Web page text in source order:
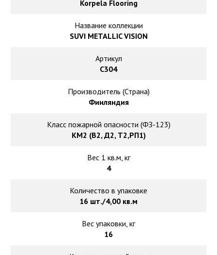
Ковролин оптом
Ковролин под теплый пол
Korpela Flooring
Название коллекции
SUVI METALLIC VISION
Артикул
C304
Производитель (Страна)
Финляндия
Класс пожарной опасности (ФЗ-123)
КМ2 (В2, Д2, Т2,РП1)
Вес 1 кв.м, кг
4
Количество в упаковке
16 шт./4,00 кв.м
Вес упаковки, кг
16